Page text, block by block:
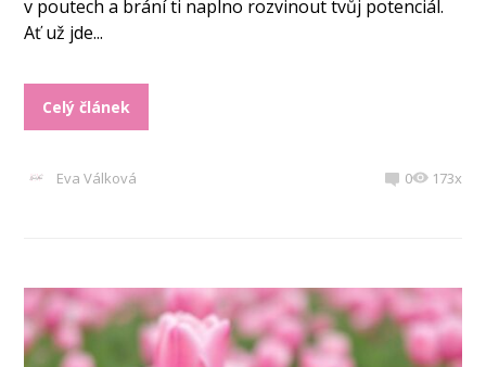
v poutech a brání ti naplno rozvinout tvůj potenciál.
Ať už jde...
Celý článek
Eva Válková 0 173x